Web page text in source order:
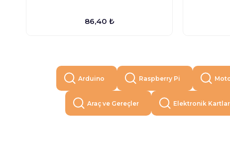
86,40 ₺
Arduino Raspberry Pi
Araç ve Gereçler Elektronik Kartlar